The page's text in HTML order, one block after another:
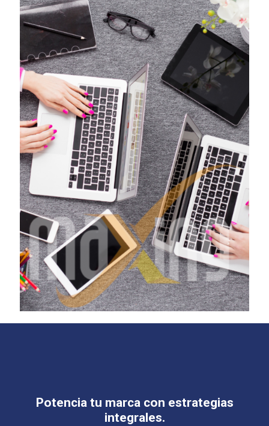
Potencia tu marca con estrategias
integrales.